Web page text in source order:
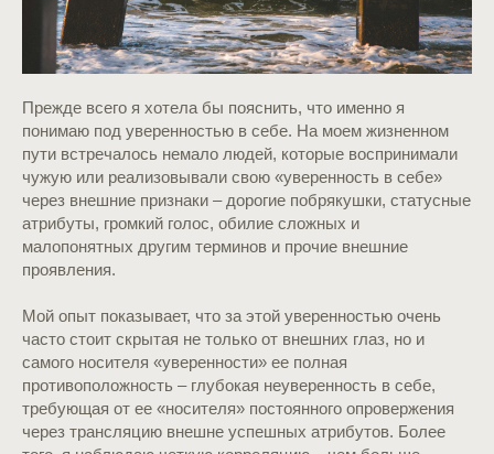
Прежде всего я хотела бы пояснить, что именно я
понимаю под уверенностью в себе. На моем жизненном
пути встречалось немало людей, которые воспринимали
чужую или реализовывали свою «уверенность в себе»
через внешние признаки – дорогие побрякушки, статусные
атрибуты, громкий голос, обилие сложных и
малопонятных другим терминов и прочие внешние
проявления.
Мой опыт показывает, что за этой уверенностью очень
часто стоит скрытая не только от внешних глаз, но и
самого носителя «уверенности» ее полная
противоположность – глубокая неуверенность в себе,
требующая от ее «носителя» постоянного опровержения
через трансляцию внешне успешных атрибутов. Более